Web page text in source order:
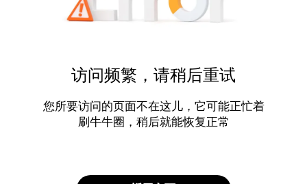
访问频繁，请稍后重试
您所要访问的页面不在这儿，它可能正忙着
刷牛牛圈，稍后就能恢复正常